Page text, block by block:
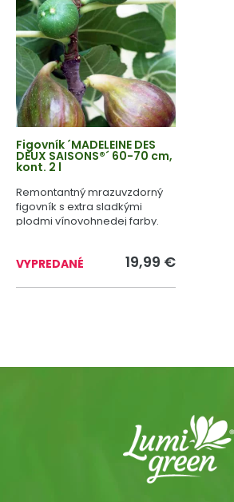
Figovník ´MADELEINE DES
DEUX SAISONS®´ 60-70 cm,
kont. 2 l
Remontantný mrazuvzdorný
figovník s extra sladkými
plodmi vínovohnedej farby.
VYPREDANÉ 19,99 €